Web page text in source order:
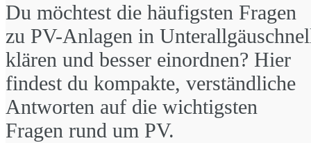
Du möchtest die häufigsten Fragen
zu PV-Anlagen in
klären und besser einordnen? Hier
findest du kompakte, verständliche
Antworten auf die wichtigsten
Fragen rund um PV.